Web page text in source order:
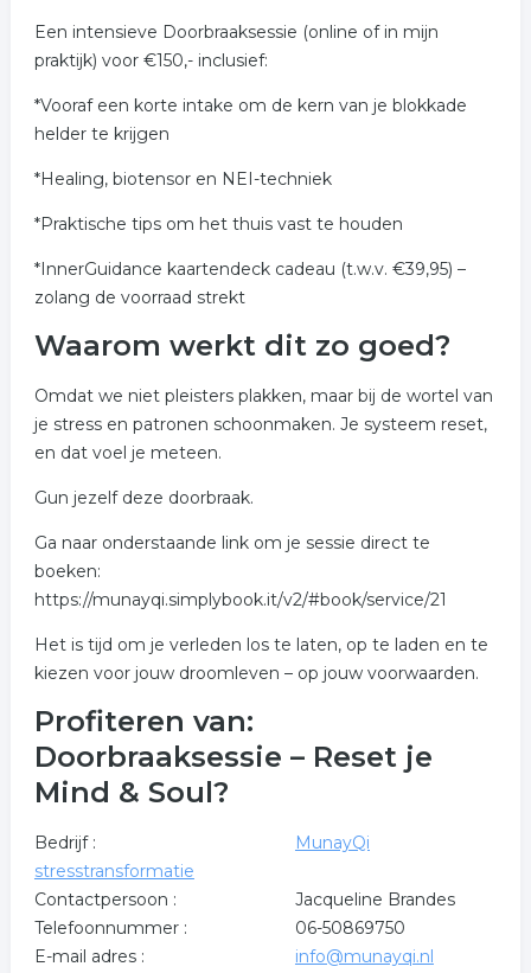
Een intensieve Doorbraaksessie (online of in mijn
praktijk) voor €150,- inclusief:
*Vooraf een korte intake om de kern van je blokkade
helder te krijgen
*Healing, biotensor en NEI-techniek
*Praktische tips om het thuis vast te houden
*InnerGuidance kaartendeck cadeau (t.w.v. €39,95) –
zolang de voorraad strekt
Waarom werkt dit zo goed?
Omdat we niet pleisters plakken, maar bij de wortel van
je stress en patronen schoonmaken. Je systeem reset,
en dat voel je meteen.
Gun jezelf deze doorbraak.
Ga naar onderstaande link om je sessie direct te
boeken:
https://munayqi.simplybook.it/v2/#book/service/21
Het is tijd om je verleden los te laten, op te laden en te
kiezen voor jouw droomleven – op jouw voorwaarden.
Profiteren van:
Doorbraaksessie – Reset je
Mind & Soul?
Bedrijf :
MunayQi
stresstransformatie
Contactpersoon :
Jacqueline Brandes
Telefoonnummer :
06-50869750
E-mail adres :
info@munayqi.nl